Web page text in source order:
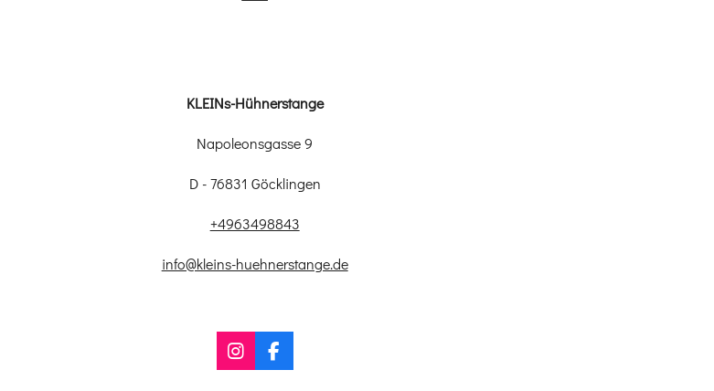
KLEINs-Hühnerstange
Napoleonsgasse 9
D - 76831 Göcklingen
+4963498843
info@kleins-huehnerstange.de
I
n
F
a